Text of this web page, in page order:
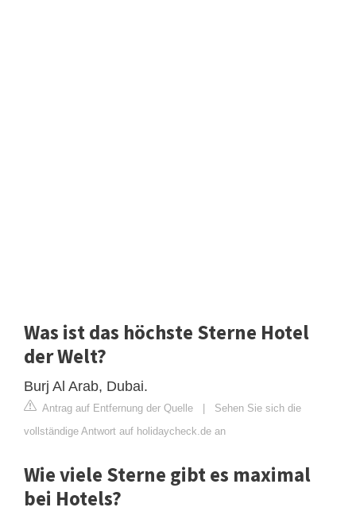
Was ist das höchste Sterne Hotel
der Welt?
Burj Al Arab, Dubai.
Antrag auf Entfernung der Quelle
Sehen Sie sich die
vollständige Antwort auf holidaycheck.de an
Wie viele Sterne gibt es maximal
bei Hotels?